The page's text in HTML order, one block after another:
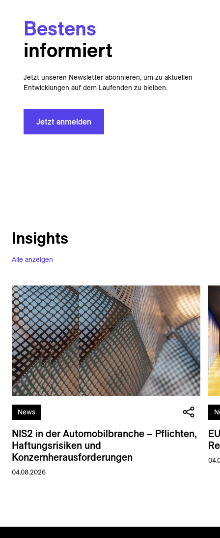
Bestens
informiert
Jetzt unseren Newsletter abonnieren, um zu aktuellen
Entwicklungen auf dem Laufenden zu bleiben.
Jetzt anmelden
Alle anzeigen
Insights
News
NIS2 in der Automobilbranche – Pflichten,
Haftungsrisiken und
Konzernherausforderungen
04.08.2026